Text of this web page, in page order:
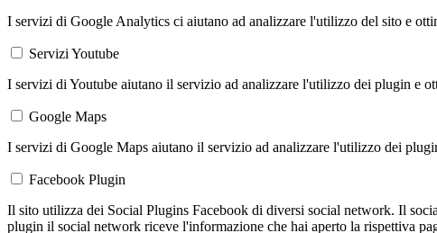
I servizi di Google Analytics ci aiutano ad analizzare l'utilizzo del sito e
Servizi Youtube
I servizi di Youtube aiutano il servizio ad analizzare l'utilizzo dei plugin e
Google Maps
I servizi di Google Maps aiutano il servizio ad analizzare l'utilizzo dei
Facebook Plugin
Il sito utilizza dei Social Plugins Facebook di diversi social network. Il
plugin il social network riceve l'informazione che hai aperto la rispettiva